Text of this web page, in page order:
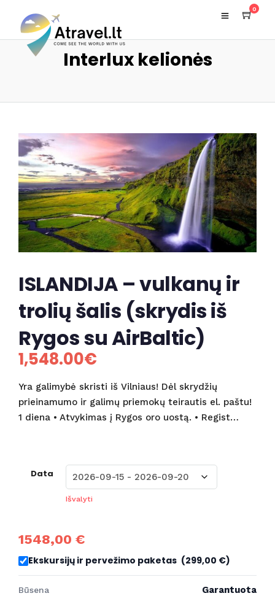
0
Interlux kelionės
ISLANDIJA – vulkanų ir
trolių šalis (skrydis iš
Rygos su AirBaltic)
1,548.00€
Yra galimybė skristi iš Vilniaus! Dėl skrydžių
prieinamumo ir galimų priemokų teirautis el. paštu!
1 diena • Atvykimas į Rygos oro uostą. • Regist…
Data
Išvalyti
1548,00 €
Ekskursijų ir pervežimo paketas (299,00 €)
Būsena Garantuota